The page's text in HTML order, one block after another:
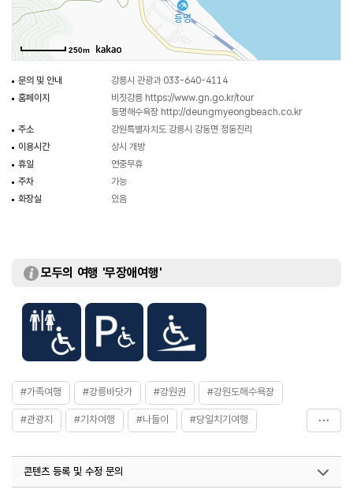
250m
문의 및 안내
강릉시 관광과 033-640-4114
홈페이지
비짓강릉 https://www.gn.go.kr/tour
등명해수욕장 http://deungmyeongbeach.co.kr
주소
강원특별자치도 강릉시 강동면 정동진리
이용시간
상시 개방
휴일
연중무휴
주차
가능
화장실
있음
모두의 여행 '무장애여행'
#가족여행 #강릉바닷가 #강원권 #강원도해수욕장
#관광지 #기차여행 #나들이 #당일치기여행
#서울근교여행 #아이와함께
콘텐츠 등록 및 수정 문의